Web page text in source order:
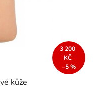
kůže
3 200
KČ
–5 %